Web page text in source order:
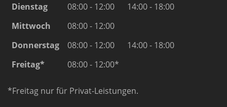
Dienstag
08:00 - 12:00
14:00 - 18:00
Mittwoch
08:00 - 12:00
Donnerstag
08:00 - 12:00
14:00 - 18:00
Freitag*
08:00 - 12:00*
*Freitag nur für Privat-Leistungen.